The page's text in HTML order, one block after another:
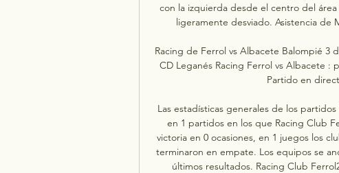
con la izquierda desde el centro del
ligeramente desviado. Asistencia de
Racing de Ferrol vs Albacete Balompié 3
CD Leganés Racing Ferrol vs Albacete
Partido en
Las estadísticas generales de los
en 1 partidos en los que Racing Club
victoria en 0 ocasiones, en 1 juegos los
terminaron en empate. Los equipos se
últimos resultados. Racing Club